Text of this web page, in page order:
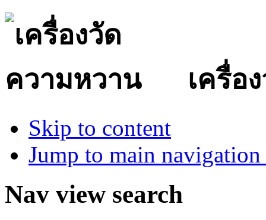
เครื่อ
Skip to content
Jump to main
Nav view search